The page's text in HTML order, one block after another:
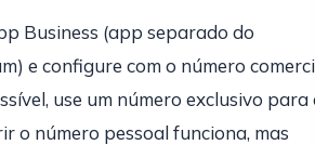
Business (app separado do
e configure com o número
use um número exclusivo para
o número pessoal funciona, mas